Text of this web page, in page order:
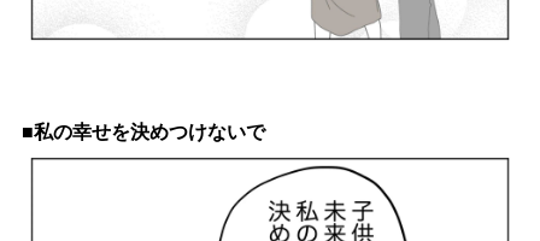
■私の幸せを決めつけないで